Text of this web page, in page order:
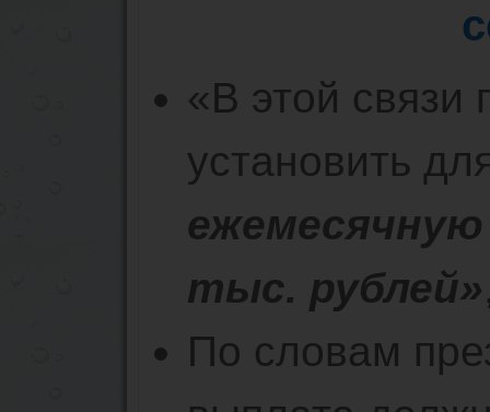
«В этой связи
установить
тыс. рублей»
По словам